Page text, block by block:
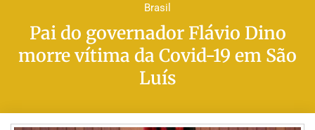
Brasil
Pai do governador Flávio Dino
morre vítima da Covid-19 em São
Luís